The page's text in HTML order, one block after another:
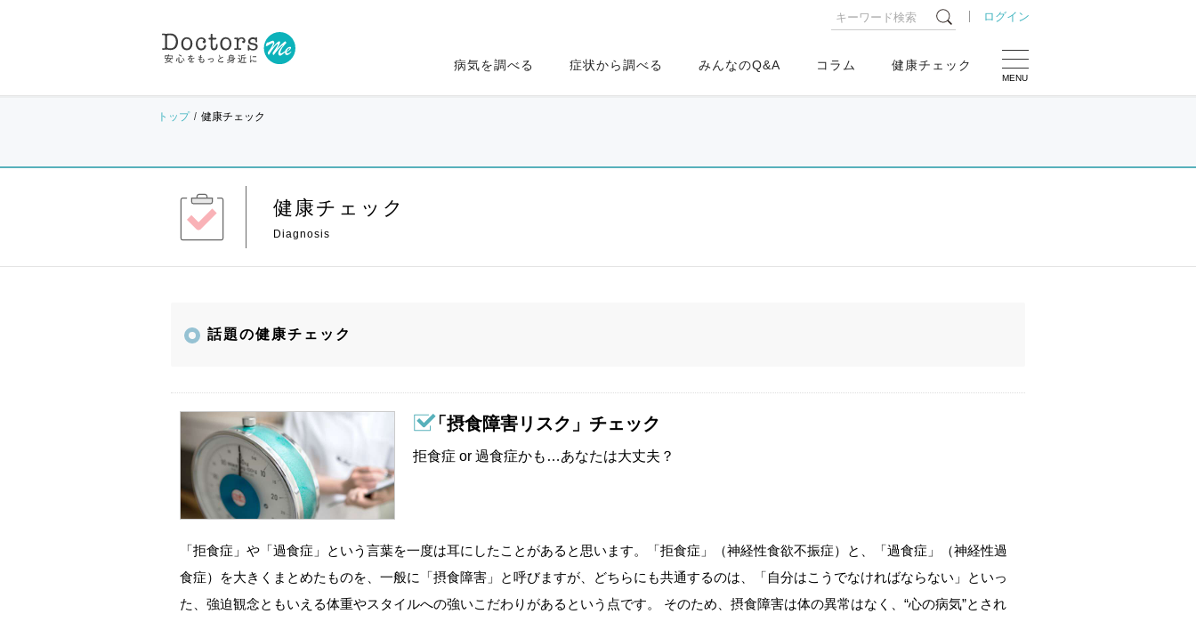
ログイン
MENU
病気を調べる 症状から調べる みんなのQ&A コラム 健康チェック
トップ 健康チェック
健康チェック
話題の健康チェック
「摂食障害リスク」チェック
拒食症 or 過食症かも…あなたは大丈夫？
「拒食症」や「過食症」という言葉を一度は耳にしたことがあると思います。「拒食症」（神経性食欲不振症）と、「過食症」（神経性過
食症）を大きくまとめたものを、一般に「摂食障害」と呼びますが、どちらにも共通するのは、「自分はこうでなければならない」といっ
た、強迫観念ともいえる体重やスタイルへの強いこだわりがあるという点です。 そのため、摂食障害は体の異常はなく、“心の病気”とされ